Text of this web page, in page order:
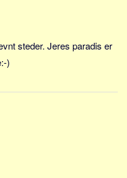
steder. Jeres paradis er
)